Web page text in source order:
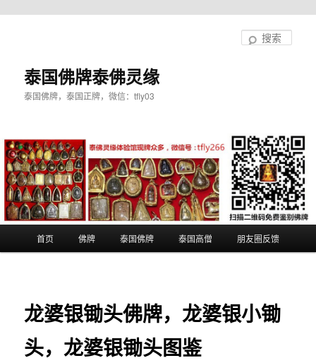
泰国佛牌泰佛灵缘
泰国佛牌，泰国正牌，微信：tfly03
首页 佛牌 泰国佛牌 泰国高僧 朋友圈反馈
龙婆银锄头佛牌，龙婆银小锄
头，龙婆银锄头图鉴